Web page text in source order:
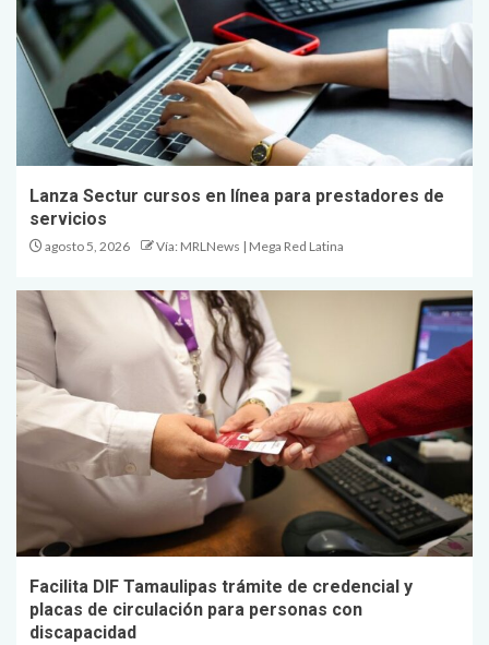
Lanza Sectur cursos en línea para prestadores de
servicios
agosto 5, 2026 Vía: MRLNews | Mega Red Latina
Facilita DIF Tamaulipas trámite de credencial y
placas de circulación para personas con
discapacidad